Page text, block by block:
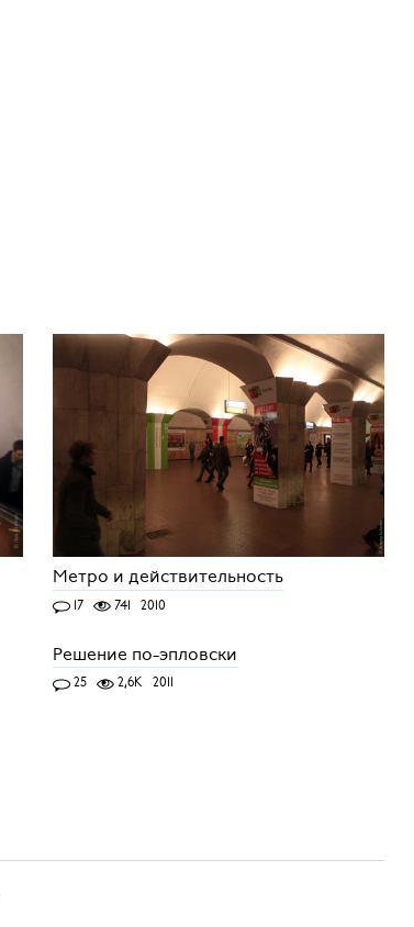
Метро и действительность
17 741 2010
Решение по-эпловски
25 2,6K 2011